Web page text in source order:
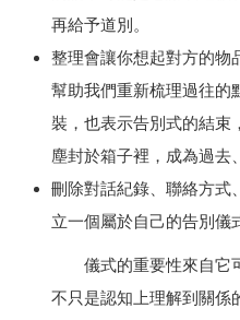
再給予道別。
整理會讓你想起對方的物
幫助我們重新梳理過往的
裝，也表示告別式的結束
塵封於箱子裡，成為過去
刪除對話紀錄、聯絡方
立一個屬於自己的告別儀
儀式的重要性來自它
不只是認知上理解到關係